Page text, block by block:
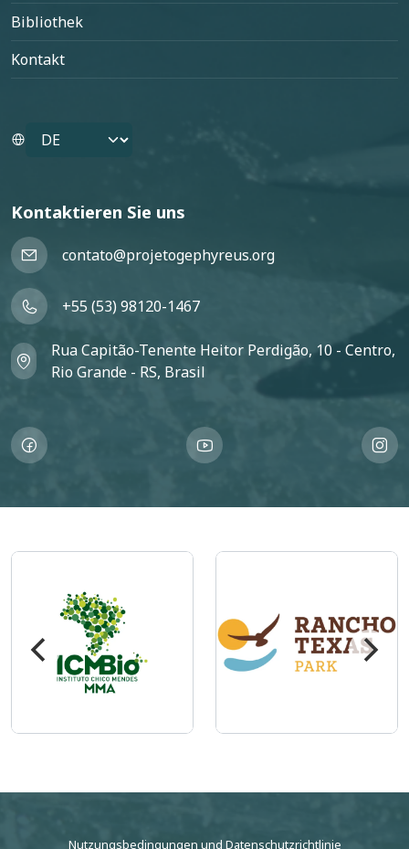
Bibliothek
Kontakt
Select your language
Kontaktieren Sie uns
contato@projetogephyreus.org
+55 (53) 98120-1467
Rua Capitão-Tenente Heitor Perdigão, 10 - Centro,
Rio Grande - RS, Brasil
Imagem Imagem
Nutzungsbedingungen und Datenschutzrichtlinie